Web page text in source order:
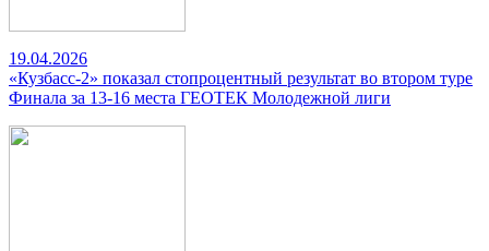
19.04.2026
«Кузбасс-2» показал стопроцентный результат во втором туре
Финала за 13-16 места ГЕОТЕК Молодежной лиги